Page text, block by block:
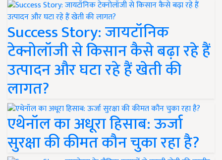
Success Story: जायटॉनिक
टेक्नोलॉजी से किसान कैसे बढ़ा रहे हैं
उत्पादन और घटा रहे हैं खेती की
लागत?
एथेनॉल का अधूरा हिसाब: ऊर्जा
सुरक्षा की कीमत कौन चुका रहा है?